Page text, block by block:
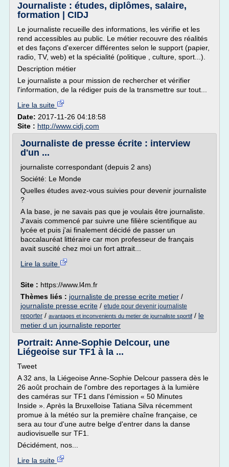
Journaliste : études, diplômes, salaire,
formation | CIDJ
Le journaliste recueille des informations, les vérifie et les
rend accessibles au public. Le métier recouvre des réalités
et des façons d'exercer différentes selon le support (papier,
radio, TV, web) et la spécialité (politique , culture, sport...).
Description métier
Le journaliste a pour mission de rechercher et vérifier
l'information, de la rédiger puis de la transmettre sur tout...
Lire la suite
Date: 2017-11-26 04:18:58
Site : http://www.cidj.com
Journaliste de presse écrite : interview
d'un ...
journaliste correspondant (depuis 2 ans)
Société: Le Monde
Quelles études avez-vous suivies pour devenir journaliste
?
A la base, je ne savais pas que je voulais être journaliste.
J'avais commencé par suivre une filière scientifique au
lycée et puis j'ai finalement décidé de passer un
baccalauréat littéraire car mon professeur de français
avait suscité chez moi un fort attrait...
Lire la suite
Site : https://www.l4m.fr
Thèmes liés : journaliste de presse ecrite metier /
journaliste presse ecrite / etude pour devenir journaliste
reporter / avantages et inconvenients du metier de journaliste sportif / le
metier d un journaliste reporter
Portrait: Anne-Sophie Delcour, une
Liégeoise sur TF1 à la ...
Tweet
A 32 ans, la Liégeoise Anne-Sophie Delcour passera dès le
26 août prochain de l'ombre des reportages à la lumière
des caméras sur TF1 dans l'émission « 50 Minutes
Inside ». Après la Bruxelloise Tatiana Silva récemment
promue à la météo sur la première chaîne française, ce
sera au tour d'une autre belge d'entrer dans la danse
audiovisuelle sur TF1.
Décidément, nos...
Lire la suite